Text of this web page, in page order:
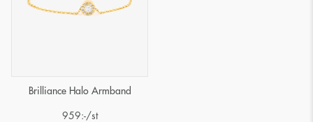
Brilliance Halo Armband
959:-/st